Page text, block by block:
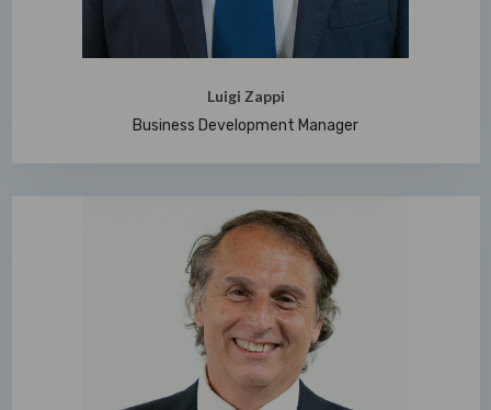
Luigi Zappi
Business Development Manager